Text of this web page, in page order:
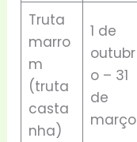
Truta
marro
m
(truta
casta
nha)
1 de
outubr
o – 31
de
março